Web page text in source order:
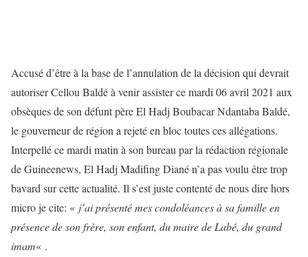
Accusé d’être à la base de l’annulation de la décision qui devrait
autoriser Cellou Baldé à venir assister ce mardi 06 avril 2021 aux
obsèques de son défunt père El Hadj Boubacar Ndantaba Baldé,
le gouverneur de région a rejeté en bloc toutes ces allégations.
Interpellé ce mardi matin à son bureau par la rédaction régionale
de Guineenews, El Hadj Madifing Diané n’a pas voulu être trop
bavard sur cette actualité. Il s’est juste contenté de nous dire hors
micro je cite: « j’ai présenté mes condoléances à sa famille en
présence de son frère, son enfant, du maire de Labé, du grand
imam« .